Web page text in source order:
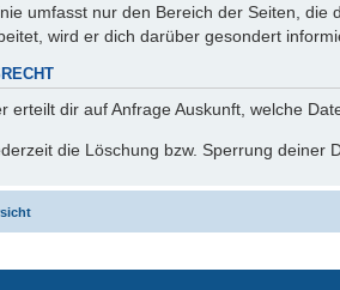
umfasst nur den Bereich der Seiten,
wird er dich darüber gesondert
erteilt dir auf Anfrage Auskunft, welche
die Löschung bzw. Sperrung deiner